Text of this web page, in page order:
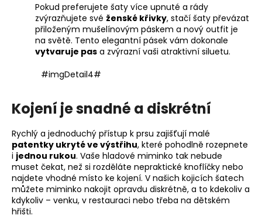
Pokud preferujete šaty více upnuté a rády
zvýrazňujete své ženské křivky, stačí šaty převázat
přiloženým mušelínovým páskem a nový outfit je
na světě. Tento elegantní pásek vám dokonale
vytvaruje pas a zvýrazní vaši atraktivní siluetu.
#imgDetail4#
Kojení je snadné a diskrétní
Rychlý a jednoduchý přístup k prsu zajišťují malé
patentky ukryté ve výstřihu, které pohodlně rozepnete
i jednou rukou. Vaše hladové miminko tak nebude
muset čekat, než si rozděláte nepraktické knoflíčky nebo
najdete vhodné místo ke kojení. V našich kojicích šatech
můžete miminko nakojit opravdu diskrétně, a to kdekoliv a
kdykoliv – venku, v restauraci nebo třeba na dětském
hřišti.